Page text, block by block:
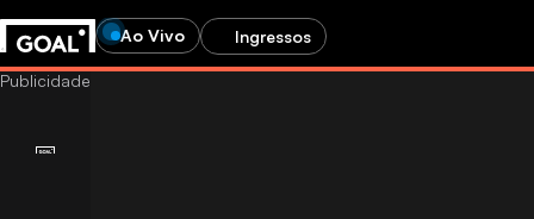
Ao Vivo Ingressos